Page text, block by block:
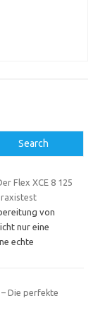
Search
Flex XCE 8 125
von
nur eine
echte
– Die perfekte